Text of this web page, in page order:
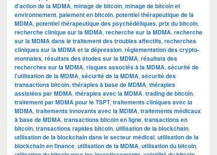
d’action de la MDMA, minage de bitcoin, minage de bitcoin et
environnement, paiement en bitcoin, potentiel thérapeutique de la
MDMA, potentiel thérapeutique des psychédéliques, prix du bitcoin,
recherche clinique sur la MDMA, recherche sur la MDMA, recherche
sur la MDMA dans le traitement des troubles affectifs, recherches
cliniques sur la MDMA et la dépression, réglementation des crypto-
monnaies, résultats des études sur la MDMA, résultats des
recherches sur la MDMA, risques associés à la MDMA, sécurité de
l'utilisation de la MDMA, sécurité de la MDMA, sécurité des
transactions bitcoin, thérapies à base de MDMA, thérapies
assistées par MDMA, thérapies avec la MDMA, trading de bitcoin,
traitement par MDMA pour le TSPT, traitements cliniques avec la
MDMA, traitements innovants avec la MDMA, traitements médicaux
à base de MDMA, transactions bitcoin en ligne, transactions en
bitcoin, transactions rapides bitcoin, utilisation de la blockchain,
utilisation de la blockchain dans le secteur médical, utilisation de la
blockchain en finance, utilisation de la MDMA, utilisation du bitcoin,